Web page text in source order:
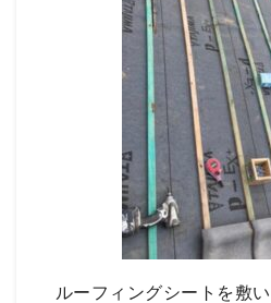
ルーフィングシートを敷